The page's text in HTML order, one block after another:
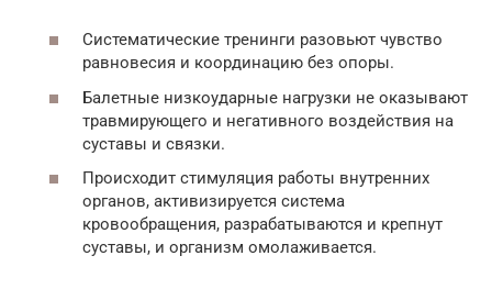
Систематические тренинги разовьют чувство
равновесия и координацию без опоры.
Балетные низкоударные нагрузки не оказывают
травмирующего и негативного воздействия на
суставы и связки.
Происходит стимуляция работы внутренних
органов, активизируется система
кровообращения, разрабатываются и крепнут
суставы, и организм омолаживается.